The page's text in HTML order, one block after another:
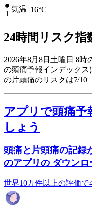
1
気温 16°C
24時間リスク指
2026年8月8日土曜日 8時
の頭痛予報インデックス
の片頭痛のリスクは7/10
アプリで頭痛予
しょう
頭痛と片頭痛の記録
のアプリの ダウン
世界10万件以上の評価で